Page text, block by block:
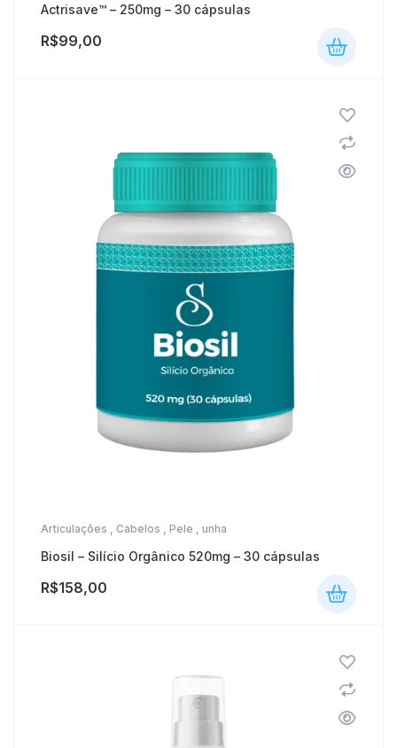
Actrisave™ – 250mg – 30 cápsulas
R$99,00
Articulações Cabelos Pele unha
Biosil – Silício Orgânico 520mg – 30 cápsulas
R$158,00